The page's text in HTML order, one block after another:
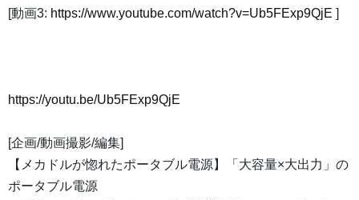
[動画3: https://www.youtube.com/watch?v=Ub5FExp9QjE ]
https://youtu.be/Ub5FExp9QjE
[企画/動画撮影/編集]
【メカドルが惚れたポータブル電源】「大容量×大出力」の
ポータブル電源